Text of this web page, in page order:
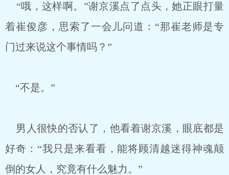
“哦，这样啊。”谢京溪点了点头，她正眼打量
着崔俊彦，思索了一会儿问道：“那崔老师是专
门过来说这个事情吗？”
“不是。”
男人很快的否认了，他看着谢京溪，眼底都是
好奇：“我只是来看看，能将顾清越迷得神魂颠
倒的女人，究竟有什么魅力。”